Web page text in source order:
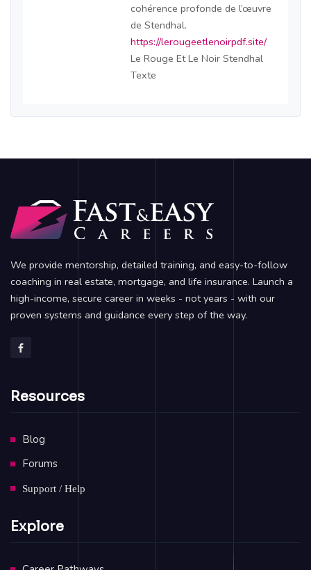
cohérence profonde de l’œuvre
de Stendhal.
https://lerougeetlenoirpdf.site/
Le Rouge Et Le Noir Stendhal
Texte
We provide mentorship, detailed training, and easy-to-follow
coaching in real estate, mortgage, and life insurance. Launch a
high-income, secure career in weeks - not years - with our
proven systems and guidance every step of the way.
Resources
Blog
Forums
Support / Help
Explore